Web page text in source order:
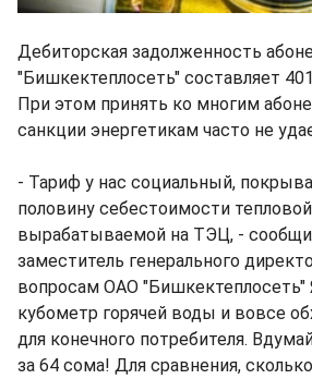
Дебиторская задолженность
"Бишкектеплосеть" составляет
При этом принять ко многим
санкции энергетикам часто не
- Тариф у нас социальный,
половину себестоимости
вырабатываемой на ТЭЦ, -
заместитель генерального
вопросам ОАО "Бишкектеплосеть"
кубометр горячей воды и вовсе
для конечного потребителя.
за 64 сома! Для сравнения,